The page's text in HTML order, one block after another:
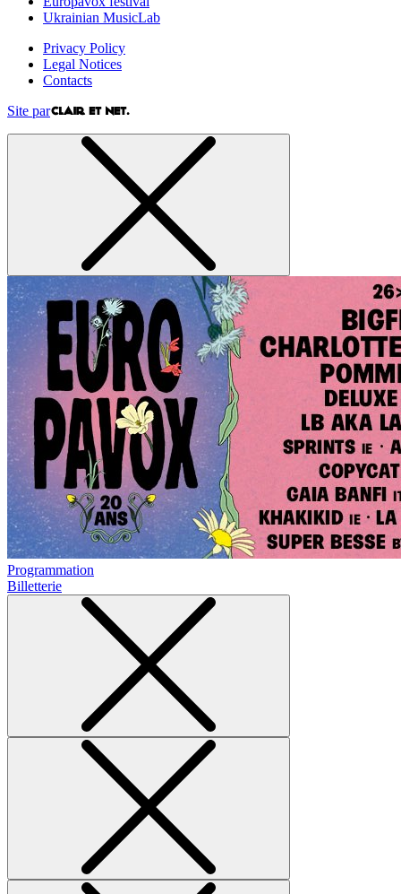
Ukrainian MusicLab
Privacy Policy
Legal Notices
Contacts
Site par
Programmation
Billetterie